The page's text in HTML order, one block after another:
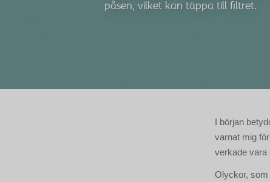
påsen, vilket kan täppa till filtret.
I början
varnat mig
verkade vara
Olyckor, som